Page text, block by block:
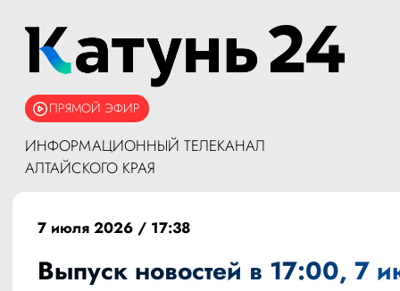
ПРЯМОЙ ЭФИР
ИНФОРМАЦИОННЫЙ ТЕЛЕКАНАЛ
АЛТАЙСКОГО КРАЯ
7 июля 2026 / 17:38
Выпуск новостей в 17:00, 7